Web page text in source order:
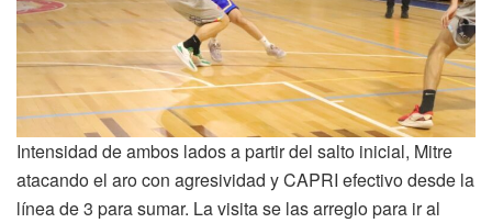
Intensidad de ambos lados a partir del salto inicial, Mitre
atacando el aro con agresividad y CAPRI efectivo desde la
línea de 3 para sumar. La visita se las arreglo para ir al